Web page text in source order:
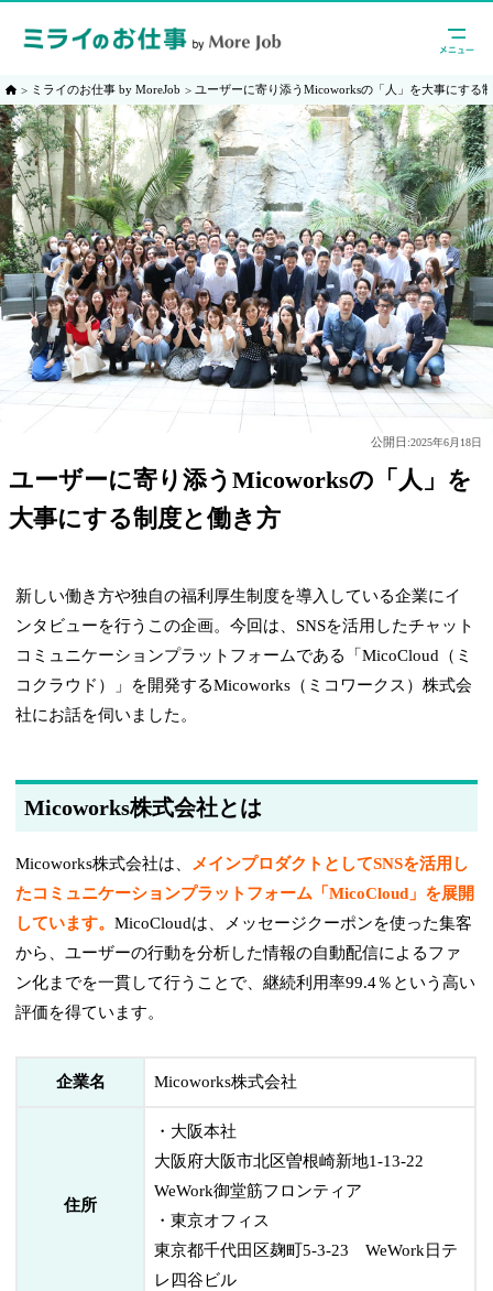
ミライのお仕事 by MoreJob ユーザーに寄り添うMicoworksの「人」を大事にする
公開日:2025年6月18日
ユーザーに寄り添うMicoworksの「人」を
大事にする制度と働き方
新しい働き方や独自の福利厚生制度を導入している企業にイ
ンタビューを行うこの企画。今回は、SNSを活用したチャット
コミュニケーションプラットフォームである「MicoCloud（ミ
コクラウド）」を開発するMicoworks（ミコワークス）株式会
社にお話を伺いました。
Micoworks株式会社とは
Micoworks株式会社は、 メインプロダクトとしてSNSを活用し
たコミュニケーションプラットフォーム「MicoCloud」を展開
しています。MicoCloudは、メッセージクーポンを使った集客
から、ユーザーの行動を分析した情報の自動配信によるファ
ン化までを一貫して行うことで、継続利用率99.4％という高い
評価を得ています。
企業名 Micoworks株式会社
住所
・大阪本社
大阪府大阪市北区曽根崎新地1-13-22
WeWork御堂筋フロンティア
・東京オフィス
東京都千代田区麹町5-3-23 WeWork日テ
レ四谷ビル